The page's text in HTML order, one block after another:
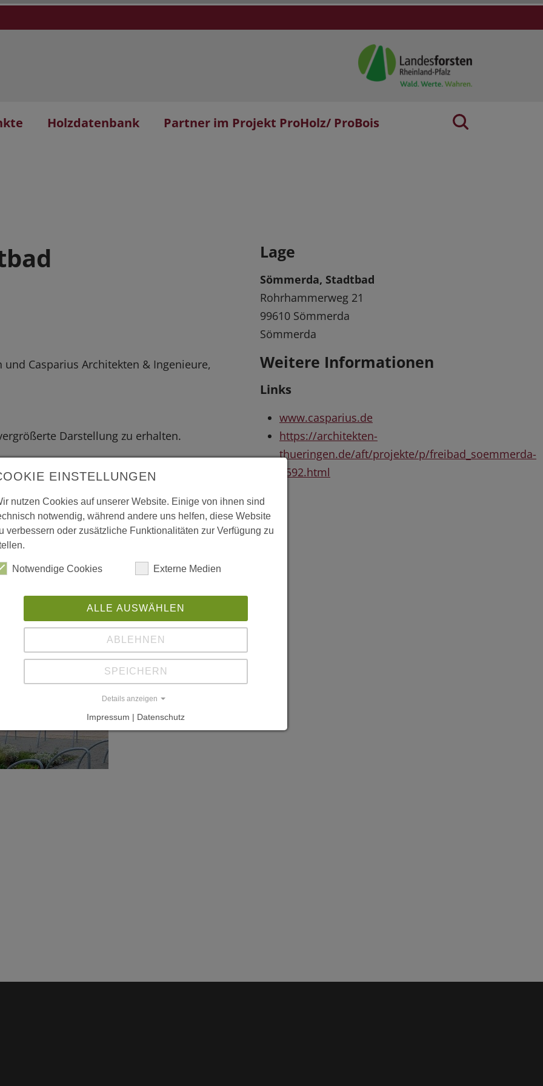
Holzdatenbank Partner im Projekt ProHolz/ ProBois
Casparius Architekten & Ingenieure,
Darstellung zu erhalten.
Lage
Sömmerda, Stadtbad
Rohrhammerweg 21
99610 Sömmerda
Sömmerda
Weitere Informationen
Links
www.casparius.de
https://architekten-
thueringen.de/aft/projekte/p/freibad_soemmerda-
4592.html
EINSTELLUNGEN
nutzen Cookies auf unserer Website. Einige von ihnen sind
notwendig, während andere uns helfen, diese Website
verbessern oder zusätzliche Funktionalitäten zur Verfügung zu
Notwendige Cookies Externe Medien
ALLE AUSWÄHLEN
ABLEHNEN
SPEICHERN
Details anzeigen
Impressum | Datenschutz